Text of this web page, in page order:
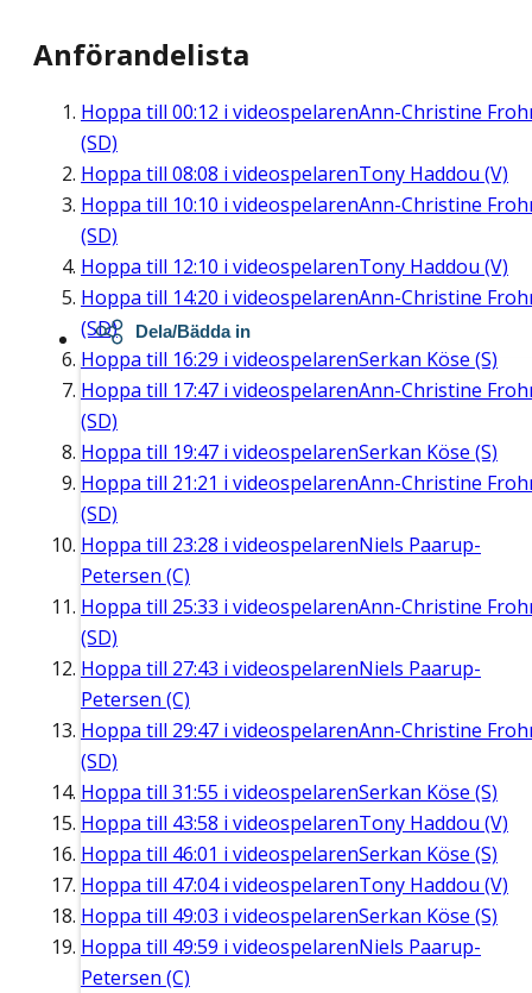
Anförandelista
Hoppa till 00:12 i videospelarenAnn-Christine
(SD)
Hoppa till 08:08 i videospelarenTony Haddou (V)
Hoppa till 10:10 i videospelarenAnn-Christine
(SD)
Hoppa till 12:10 i videospelarenTony Haddou (V)
Hoppa till 14:20 i videospelarenAnn-Christine
(SD)
Hoppa till 16:29 i videospelarenSerkan Köse (S)
Hoppa till 17:47 i videospelarenAnn-Christine
(SD)
Hoppa till 19:47 i videospelarenSerkan Köse (S)
Hoppa till 21:21 i videospelarenAnn-Christine
(SD)
Hoppa till 23:28 i videospelarenNiels Paarup-
Petersen (C)
Hoppa till 25:33 i videospelarenAnn-Christine
(SD)
Hoppa till 27:43 i videospelarenNiels Paarup-
Petersen (C)
Hoppa till 29:47 i videospelarenAnn-Christine
(SD)
Hoppa till 31:55 i videospelarenSerkan Köse (S)
Hoppa till 43:58 i videospelarenTony Haddou (V)
Hoppa till 46:01 i videospelarenSerkan Köse (S)
Hoppa till 47:04i videospelarenTony Haddou (V)
Hoppa till 49:03 i videospelarenSerkan Köse (S)
Hoppa till 49:59 i videospelarenNiels Paarup-
Petersen (C)
Dela/Bädda in